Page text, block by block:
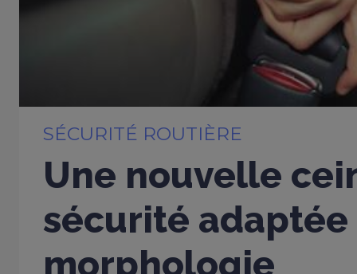
SÉCURITÉ ROUTIÈRE
Une nouvelle
sécurité adaptée
morphologie